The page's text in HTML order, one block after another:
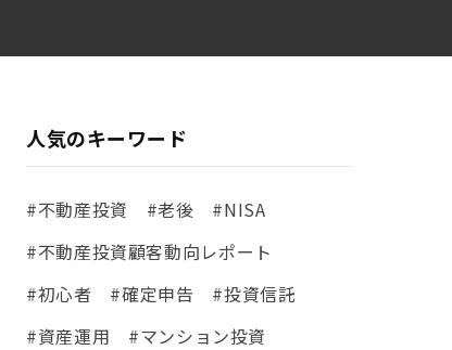
人気のキーワード
#不動産投資 #老後
#NISA
#不動産投資顧客動向レポート
#初心者
#確定申告
#投資信託
#資産運用
#マンション投資